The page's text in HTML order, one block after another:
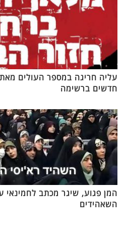
חדשים ברשימה
המן פגוע, שיגר מכתב לחמינאי
השאהידים